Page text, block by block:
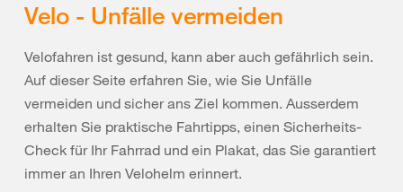
Velo - Unfälle vermeiden
Velofahren ist gesund, kann aber auch gefährlich sein.
Auf dieser Seite erfahren Sie, wie Sie Unfälle
vermeiden und sicher ans Ziel kommen. Ausserdem
erhalten Sie praktische Fahrtipps, einen Sicherheits-
Check für Ihr Fahrrad und ein Plakat, das Sie garantiert
immer an Ihren Velohelm erinnert.